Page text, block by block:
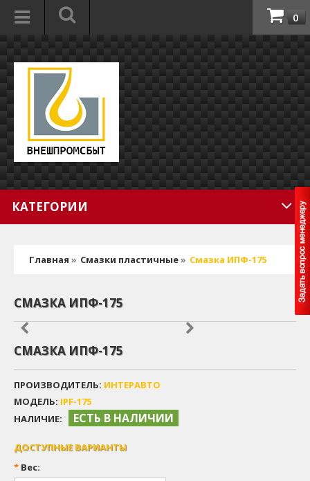
0
КАТЕГОРИИ
Главная » Смазки пластичные» Смазка ИПФ-175
СМАЗКА ИПФ-175
СМАЗКА ИПФ-175
ПРОИЗВОДИТЕЛЬ: ИНТЕРАВТО
МОДЕЛЬ: IPF-175
НАЛИЧИЕ:
ЕСТЬ В НАЛИЧИИ
ДОСТУПНЫЕ ВАРИАНТЫ
* Вес: